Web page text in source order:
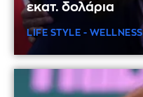
εκατ. δολάρια
LIFE STYLE - WELLNESS